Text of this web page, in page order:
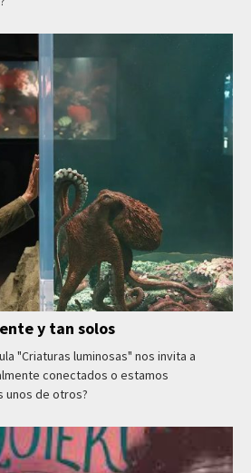
y tan solos
"Criaturas luminosas" nos invita a
conectados o estamos
unos de otros?